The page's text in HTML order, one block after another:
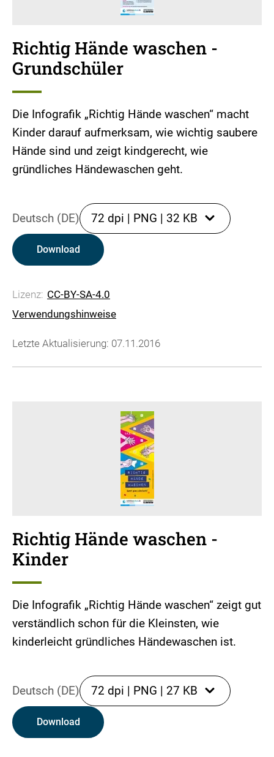
Richtig Hände waschen -
Grundschüler
Die Infografik „Richtig Hände waschen“ macht
Kinder darauf aufmerksam, wie wichtig saubere
Hände sind und zeigt kindgerecht, wie
gründliches Händewaschen geht.
Deutsch (DE) 72 dpi | PNG | 32 KB
Download
Lizenz: CC-BY-SA-4.0
Verwendungshinweise
Letzte Aktualisierung: 07.11.2016
Richtig Hände waschen -
Kinder
Die Infografik „Richtig Hände waschen“ zeigt gut
verständlich schon für die Kleinsten, wie
kinderleicht gründliches Händewaschen ist.
Deutsch (DE) 72 dpi | PNG | 27 KB
Download